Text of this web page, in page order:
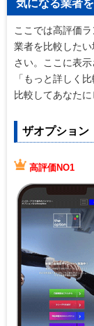
気になる業者を
ここでは高評価
業者を比較した
さい。ここに表
「もっと詳しく
比較してあなた
ザオプション
高評価NO1